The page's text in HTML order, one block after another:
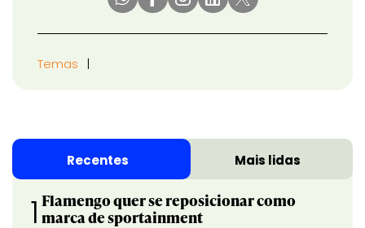
Temas
Recentes Mais lidas
1 Flamengo quer se reposicionar como
marca de sportainment